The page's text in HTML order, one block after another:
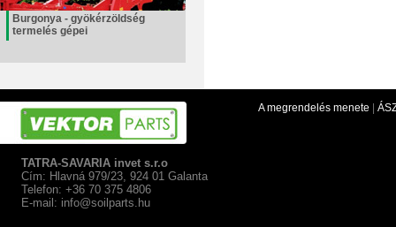
Burgonya - gyökérzöldség
termelés gépei
TATRA-SAVARIA invet s.r.o
Cím: Hlavná 979/23, 924 01 Galanta
Telefon: +36 70 375 4806
E-mail: info@soilparts.hu
A megrendelés menete